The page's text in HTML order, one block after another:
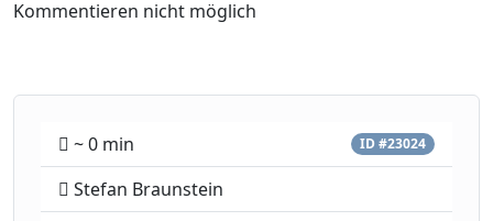
Kommentieren nicht möglich
~ 0 min ID #23024
Stefan Braunstein